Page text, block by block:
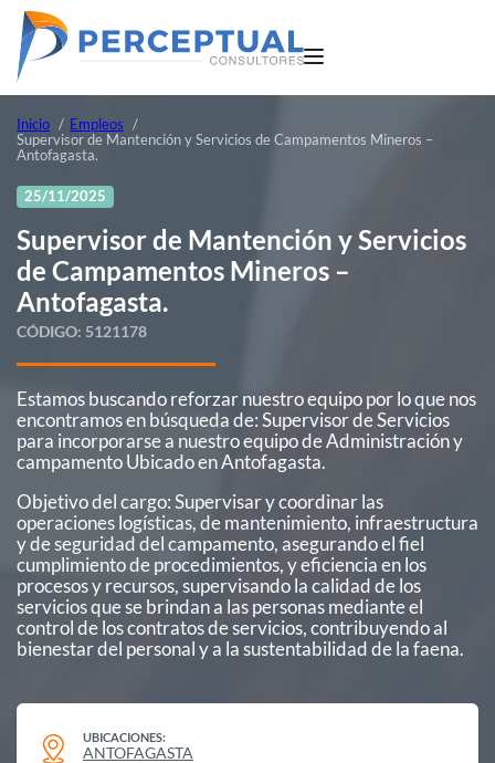
Inicio
Empleos
Supervisor de Mantención y Servicios de Campamentos Mineros –
Antofagasta.
25/11/2025
Supervisor de Mantención y Servicios
de Campamentos Mineros –
Antofagasta.
CÓDIGO: 5121178
Estamos buscando reforzar nuestro equipo por lo que nos
encontramos en búsqueda de: Supervisor de Servicios
para incorporarse a nuestro equipo de Administración y
campamento Ubicado en Antofagasta.
Objetivo del cargo: Supervisar y coordinar las
operaciones logísticas, de mantenimiento, infraestructura
y de seguridad del campamento, asegurando el fiel
cumplimiento de procedimientos, y eficiencia en los
procesos y recursos, supervisando la calidad de los
servicios que se brindan a las personas mediante el
control de los contratos de servicios, contribuyendo al
bienestar del personal y a la sustentabilidad de la faena.
UBICACIONES:
ANTOFAGASTA